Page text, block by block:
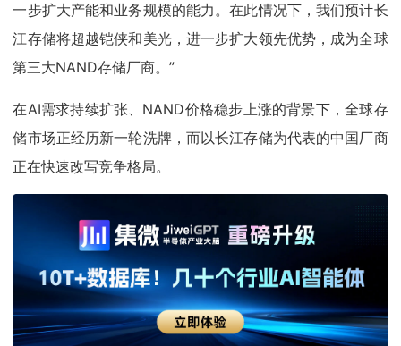
一步扩大产能和业务规模的能力。在此情况下，我们预计长
江存储将超越铠侠和美光，进一步扩大领先优势，成为全球
第三大NAND存储厂商。”
在AI需求持续扩张、NAND价格稳步上涨的背景下，全球存
储市场正经历新一轮洗牌，而以长江存储为代表的中国厂商
正在快速改写竞争格局。